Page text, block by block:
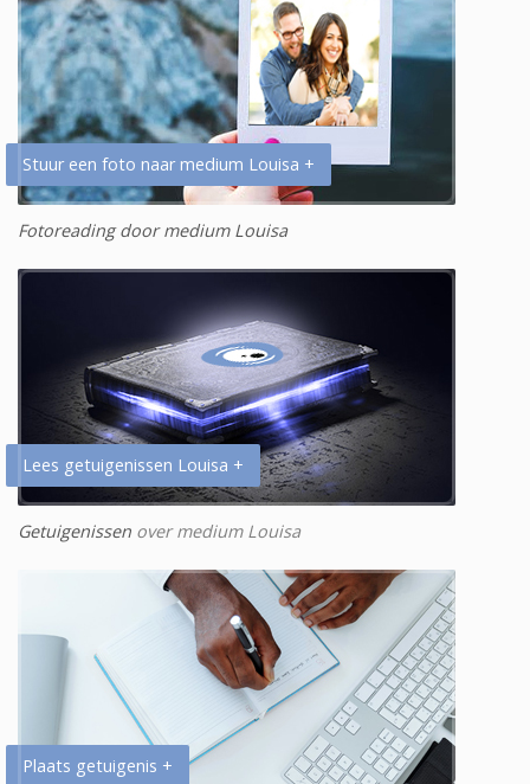
Stuur een foto naar medium Louisa +
Fotoreading door medium Louisa
Lees getuigenissen Louisa +
Getuigenissen over medium Louisa
Plaats getuigenis +